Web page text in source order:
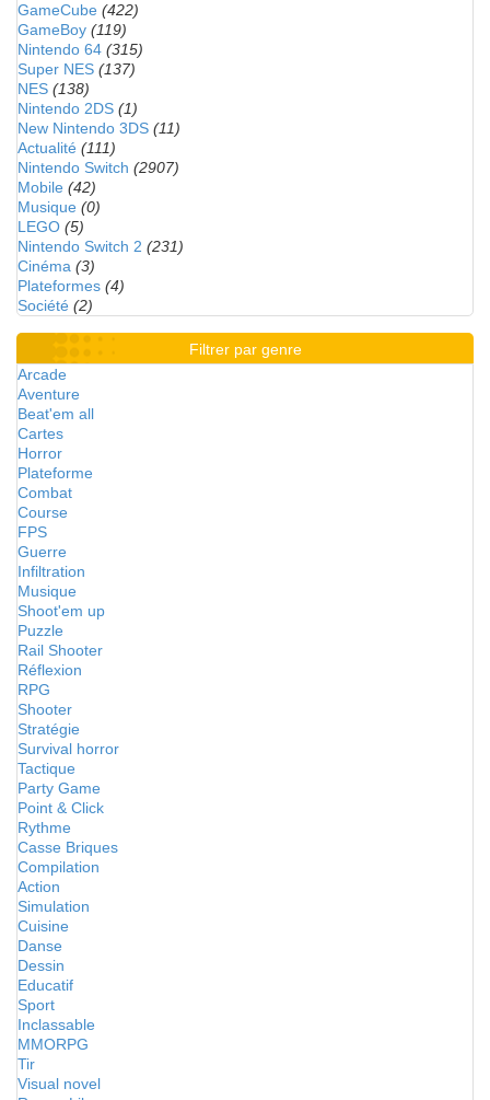
GameCube (422)
GameBoy (119)
Nintendo 64 (315)
Super NES (137)
NES (138)
Nintendo 2DS (1)
New Nintendo 3DS (11)
Actualité (111)
Nintendo Switch (2907)
Mobile (42)
Musique (0)
LEGO (5)
Nintendo Switch 2 (231)
Cinéma (3)
Plateformes (4)
Société (2)
Filtrer par genre
Arcade
Aventure
Beat'em all
Cartes
Horror
Plateforme
Combat
Course
FPS
Guerre
Infiltration
Musique
Shoot'em up
Puzzle
Rail Shooter
Réflexion
RPG
Shooter
Stratégie
Survival horror
Tactique
Party Game
Point & Click
Rythme
Casse Briques
Compilation
Action
Simulation
Cuisine
Danse
Dessin
Educatif
Sport
Inclassable
MMORPG
Tir
Visual novel